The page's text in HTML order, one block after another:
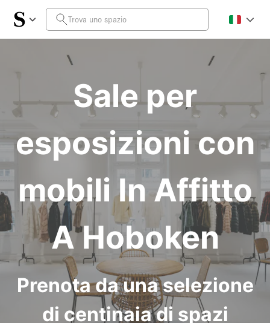
Sale per
esposizioni con
mobili In Affitto
A Hoboken
Prenota da una selezione
di centinaia di spazi